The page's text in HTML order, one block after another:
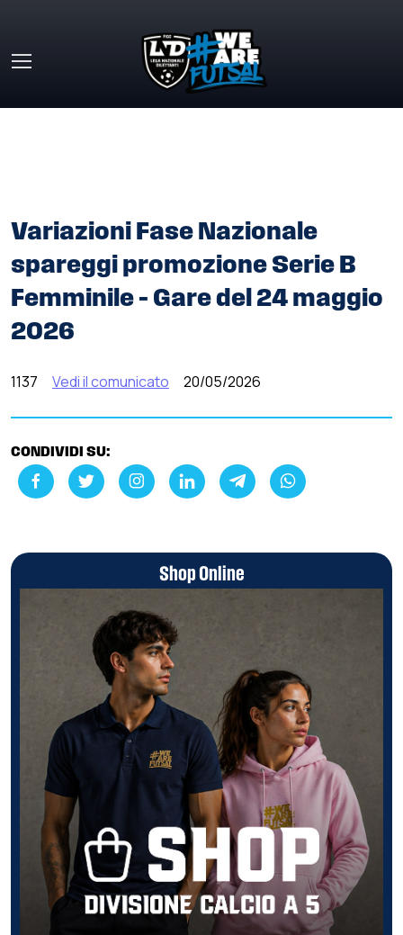
Variazioni Fase Nazionale
spareggi promozione Serie B
Femminile – Gare del 24 maggio
2026
1137 Vedi il comunicato 20/05/2026
CONDIVIDI SU:
Shop Online